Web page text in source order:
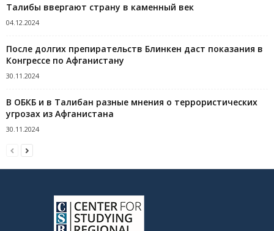
Талибы ввергают страну в каменный век
04.12.2024
После долгих препирательств Блинкен даст показания в
Конгрессе по Афганистану
30.11.2024
В ОБКБ и в Талибан разные мнения о террористических
угрозах из Афганистана
30.11.2024